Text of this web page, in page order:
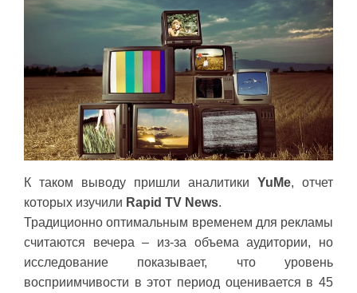
К таком выводу пришли аналитики YuMe, отчет
которых изучили Rapid TV News.
Традиционно оптимальным временем для рекламы
считаются вечера – из-за объема аудитории, но
исследование показывает, что уровень
восприимчивости в этот период оценивается в 45